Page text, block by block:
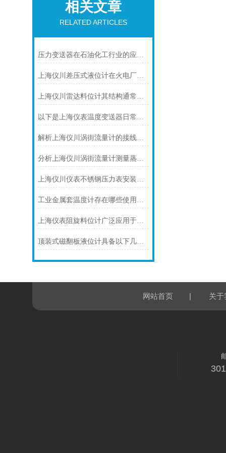
相关文章
RELATED ARTICLES
压力变送器在石油化工行业的应用说明
上海仪川差压式液位计在火电厂脱硫石膏液密度测量的应用
上海仪川雷达料位计其结构通常由以下部分组成
以下是上海仪表温度变送器日常保养的建议
解析上海仪川涡街流量计的接线情况
分析上海仪川涡街流量计测量蒸汽的三种方式
上海仪川仪表不锈钢压力表安装注意事项
工业金属套温度计存在哪些使用建议呢？
上海仪表阻旋料位计广泛应用于多个工业领域
顶装式磁翻板液位计具备以下几大主要特点
网站首页 | 关于